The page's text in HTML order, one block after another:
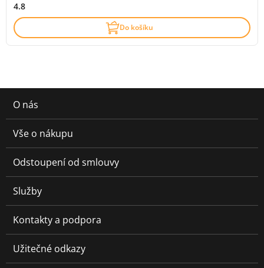
4.8
Do košíku
O nás
Vše o nákupu
Odstoupení od smlouvy
Služby
Kontakty a podpora
Užitečné odkazy